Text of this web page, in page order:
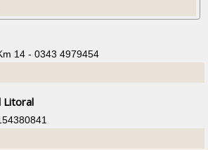
14 - 0343 4979454
Litoral